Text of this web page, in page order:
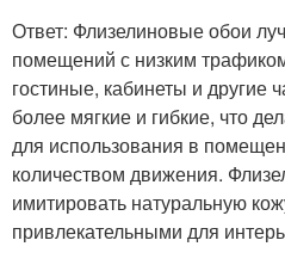
Ответ: Флизелиновые обои
помещений с низким
гостиные, кабинеты и
более мягкие и гибкие, что
для использования в
количеством движения.
имитировать натуральную
привлекательными для